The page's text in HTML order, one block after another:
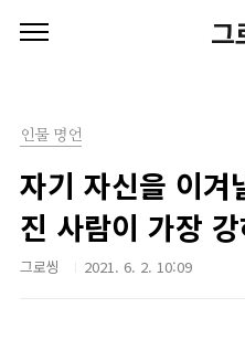
그
인물 명언
자기 자신을 이겨
진 사람이 가장
그로씽 2021. 6. 2. 10:09